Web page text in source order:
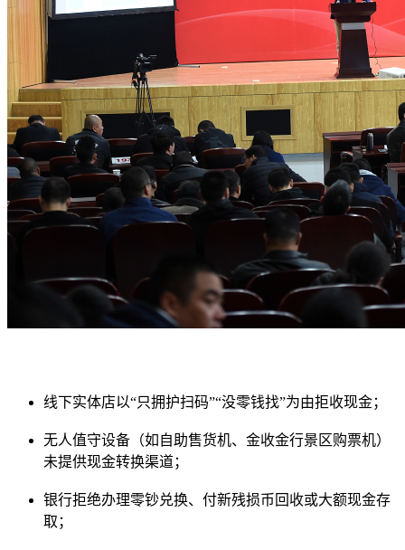
线下实体店以“只拥护扫码”“没零钱找”为由拒收现金；
无人值守设备（如自助售货机、金收金行景区购票机）
未提供现金转换渠道；
银行拒绝办理零钞兑换、付新残损币回收或大额现金存
取；